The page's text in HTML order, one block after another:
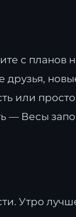
с планов
друзья,
или просто
— Весы
Утро